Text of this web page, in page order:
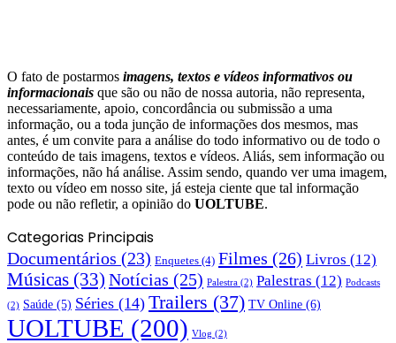
O fato de postarmos imagens, textos e vídeos informativos ou
informacionais que são ou não de nossa autoria, não representa,
necessariamente, apoio, concordância ou submissão a uma
informação, ou a toda junção de informações dos mesmos, mas
antes, é um convite para a análise do todo informativo ou de todo o
conteúdo de tais imagens, textos e vídeos. Aliás, sem informação ou
informações, não há análise. Assim sendo, quando ver uma imagem,
texto ou vídeo em nosso site, já esteja ciente que tal informação
pode ou não refletir, a opinião do UOLTUBE.
Categorias Principais
Documentários (23) Enquetes (4) Filmes (26) Livros (12)
Músicas (33) Notícias (25) Palestra (2) Palestras (12) Podcasts
(2) Saúde (5) Séries (14) Trailers (37) TV Online (6)
UOLTUBE (200) Vlog (2)